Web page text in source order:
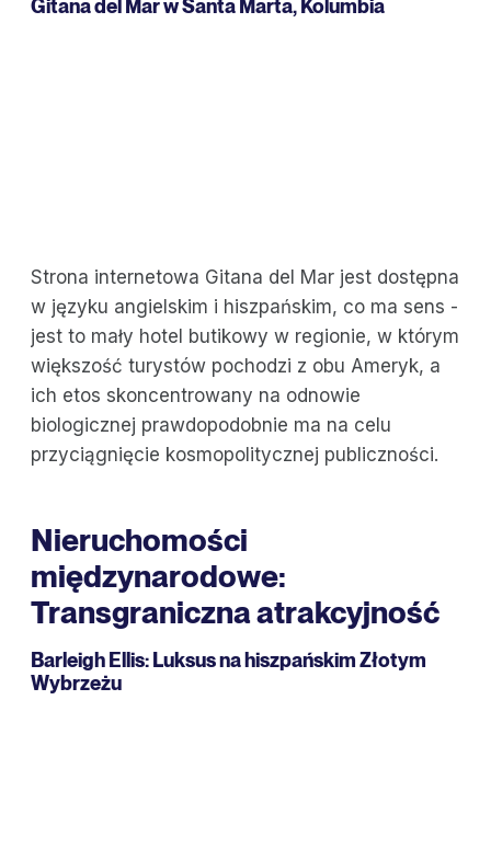
Gitana del Marw Santa Marta, Kolumbia
Strona internetowa Gitana del Mar jest dostępna
w języku angielskim i hiszpańskim, co ma sens -
jest to mały hotel butikowy w regionie, w którym
większość turystów pochodzi z obu Ameryk, a
ich etos skoncentrowany na odnowie
biologicznej prawdopodobnie ma na celu
przyciągnięcie kosmopolitycznej publiczności.
Nieruchomości
międzynarodowe:
Transgraniczna atrakcyjność
Barleigh Ellis:Luksus na hiszpańskim Złotym
Wybrzeżu